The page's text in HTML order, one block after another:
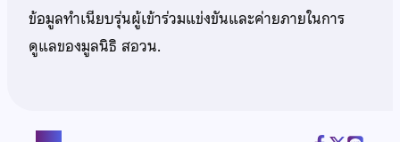
ข้อมูลทำเนียบรุ่นผู้เข้าร่วมแข่งขันและค่ายภายในการ
ดูแลของมูลนิธิ สอวน.